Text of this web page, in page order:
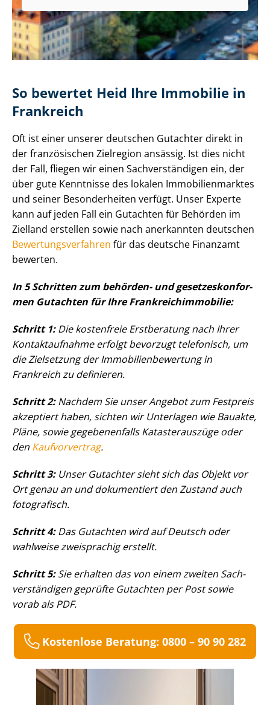
So bewertet Heid Ihre Immobilie in
Frankreich
Oft ist einer unserer deutschen Gutachter direkt in
der französischen Zielregion ansässig. Ist dies nicht
der Fall, fliegen wir einen Sach­ver­stän­di­gen ein, der
über gute Kenntnisse des lokalen Im­mo­bi­li­en­mark­tes
und seiner Besonderheiten verfügt. Unser Experte
kann auf jeden Fall ein Gutachten für Behörden im
Zielland erstellen sowie nach anerkannten deutschen
Be­wer­tungs­ver­fah­ren für das deutsche Finanzamt
bewerten.
In 5 Schritten zum behörden- und ge­set­zes­kon­for­
men Gutachten für Ihre Frank­reichim­mo­bi­lie:
Schritt 1:Die kostenfreie Erstberatung nach Ihrer
Kontaktaufnahme erfolgt bevorzugt telefonisch, um
die Zielsetzung der Im­mo­bi­li­en­be­wer­tung in
Frankreich zu definieren.
Schritt 2:Nachdem Sie unser Angebot zum Festpreis
akzeptiert haben, sichten wir Unterlagen wie Bauakte,
Pläne, sowie gegebenenfalls Katasterauszüge oder
den Kaufvorvertrag.
Schritt 3:Unser Gutachter sieht sich das Objekt vor
Ort genau an und dokumentiert den Zustand auch
fotografisch.
Schritt 4:Das Gutachten wird auf Deutsch oder
wahlweise zweisprachig erstellt.
Schritt 5:Sie erhalten das von einem zweiten Sach­
ver­stän­di­gen geprüfte Gutachten per Post sowie
vorab als PDF.
Kostenlose Beratung: 0800 – 90 90 282